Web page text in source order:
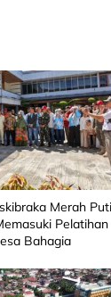
Merah
Pelatihan
Bahagia